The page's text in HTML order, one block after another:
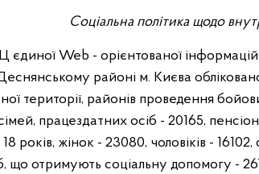
Соціальна політика щодо
Web - орієнтованої
районі м. Києва
території, районів проведення
працездатних осіб - 20165,
18 років, жінок - 23080, чоловіків -
що отримують соціальну допомогу -